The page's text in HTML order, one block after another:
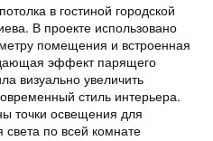
в гостиной городской
В проекте использовано
помещения и встроенная
эффект парящего
визуально увеличить
стиль интерьера.
точки освещения для
по всей комнате